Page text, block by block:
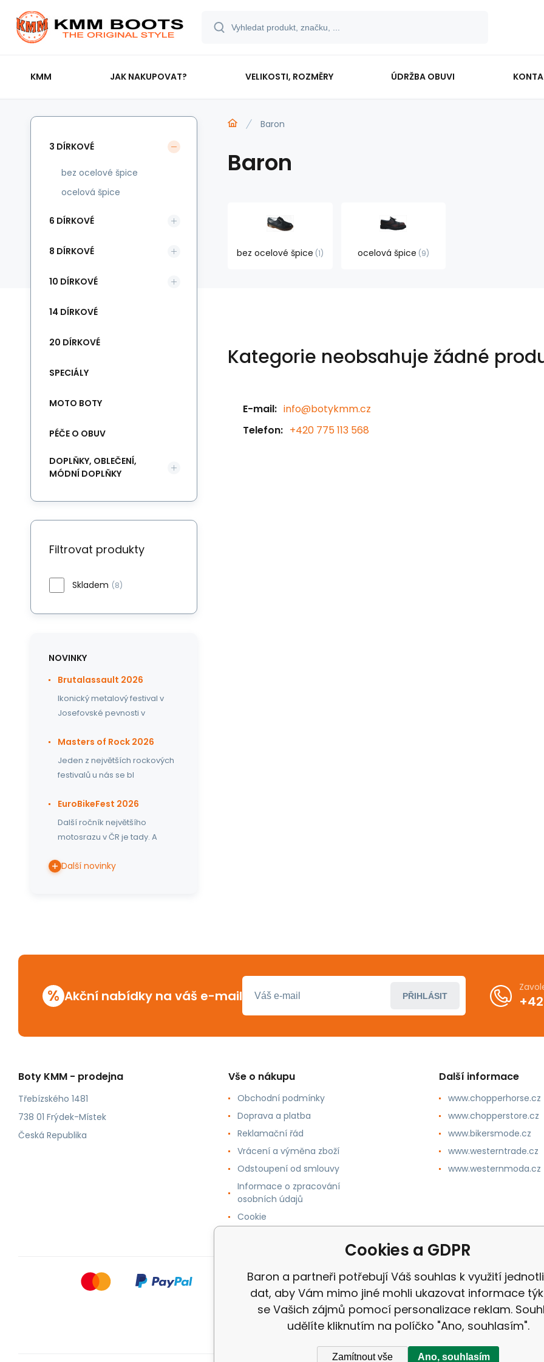
KMM JAK NAKUPOVAT? VELIKOSTI, ROZMĚRY ÚDRŽBA OBUVI
Baron
Baron
bez ocelové špice 1 ocelová špice 9
Kategorie neobsahuje žádné
E-mail: info@botykmm.cz
Telefon: +420 775 113 568
3 DÍRKOVÉ
bez ocelové špice
ocelová špice
6 DÍRKOVÉ
8 DÍRKOVÉ
10 DÍRKOVÉ
14 DÍRKOVÉ
20 DÍRKOVÉ
SPECIÁLY
MOTO BOTY
PÉČE O OBUV
DOPLŇKY, OBLEČENÍ,
MÓDNÍ DOPLŇKY
Filtrovat produkty
Skladem (8)
NOVINKY
Brutalassault 2026
Ikonický metalový festival v
Josefovské pevnosti v
Masters of Rock 2026
Jeden z největších rockových
festivalů u nás se bl
EuroBikeFest 2026
Další ročník největšího
motosrazu v ČR je tady. A
Další novinky
% Akční nabídky na váš e-mail PŘIHLÁSIT
Boty KMM - prodejna
Třebízského 1481
738 01 Frýdek-Místek
Česká Republika
Vše o nákupu
Obchodní podmínky
Doprava a platba
Reklamační řád
Vrácení a výměna zboží
Odstoupení od smlouvy
Informace o zpracování
osobních údajů
Cookie
Další informace
www.chopperhorse.cz
www.chopperstore.cz
www.bikersmode.cz
www.westerntrade.cz
www.westernmoda.cz
Cookies a GDPR
Baron a partneři potřebují Váš souhlas k využití
dat, aby Vám mimo jiné mohli ukazovat informace
se Vašich zájmů pomocí personalizace reklam.
udělíte kliknutím na políčko "Ano, souhlasím".
Zamítnout vše Ano, souhlasím